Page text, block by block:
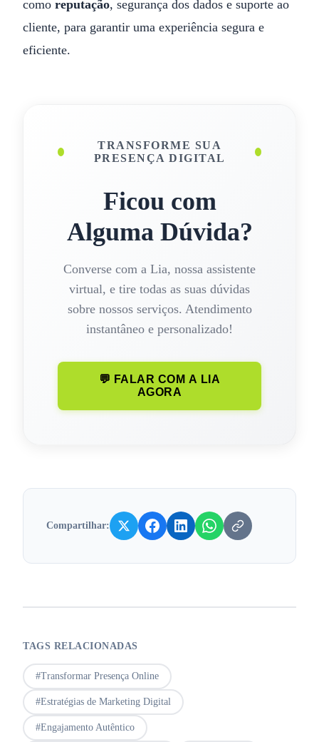
como reputação, segurança dos dados e suporte ao
cliente, para garantir uma experiência segura e
eficiente.
TRANSFORME SUA
PRESENÇA DIGITAL
Ficou com
Alguma Dúvida?
Converse com a Lia, nossa assistente
virtual, e tire todas as suas dúvidas
sobre nossos serviços. Atendimento
instantâneo e personalizado!
💬 FALAR COM A LIA
AGORA
Compartilhar:
TAGS RELACIONADAS
#Transformar Presença Online
#Estratégias de Marketing Digital
#Engajamento Autêntico